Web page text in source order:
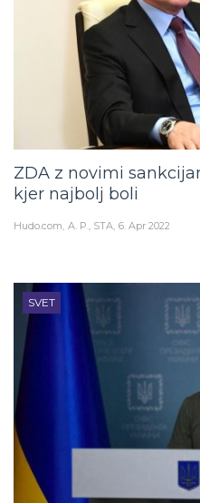
ZDA z novimi
kjer najbolj boli
Hudo.com A. P., STA 6. Apr 2022
SVET